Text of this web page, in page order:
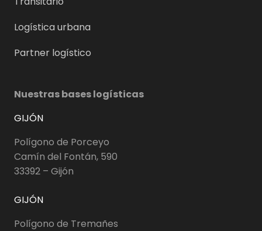
Logística urbana
Partner logístico
Nuestras bases logísticas
GIJÓN
Polígono de Porceyo
Camín del Fontán, 590
33392 – Gijón
GIJÓN
Polígono de Tremañes